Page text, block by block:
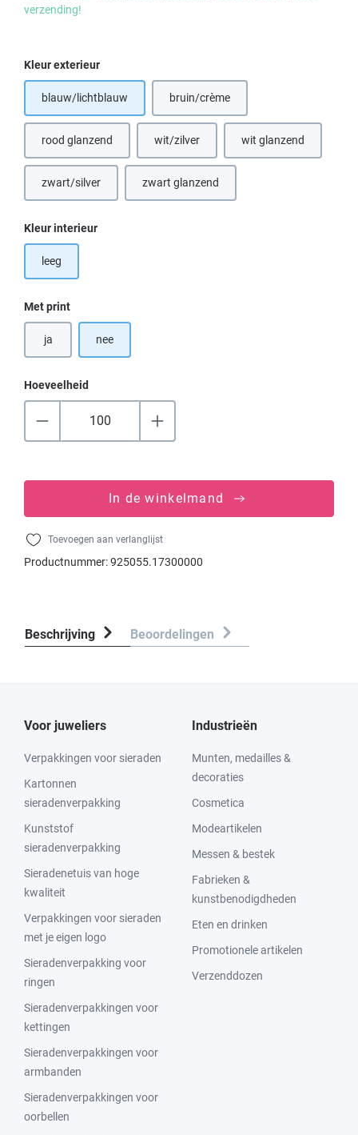
verzending!
Selecteer
Kleur exterieur
blauw/lichtblauw bruin/crème
rood glanzend wit/zilver wit glanzend
zwart/silver zwart glanzend
Selecteer
Kleur interieur
leeg
Selecteer
Met print
ja nee
Hoeveelheid
In de winkelmand
Toevoegen aan verlanglijst
Productnummer:925055.17300000
Beschrijving Beoordelingen
Voor juweliers
Verpakkingen voor sieraden
Kartonnen
sieradenverpakking
Kunststof
sieradenverpakking
Sieradenetuis van hoge
kwaliteit
Verpakkingen voor sieraden
met je eigen logo
Sieradenverpakking voor
ringen
Sieradenverpakkingen voor
kettingen
Sieradenverpakkingen voor
armbanden
Sieradenverpakkingen voor
oorbellen
Industrieën
Munten, medailles &
decoraties
Cosmetica
Modeartikelen
Messen & bestek
Fabrieken &
kunstbenodigdheden
Eten en drinken
Promotionele artikelen
Verzenddozen